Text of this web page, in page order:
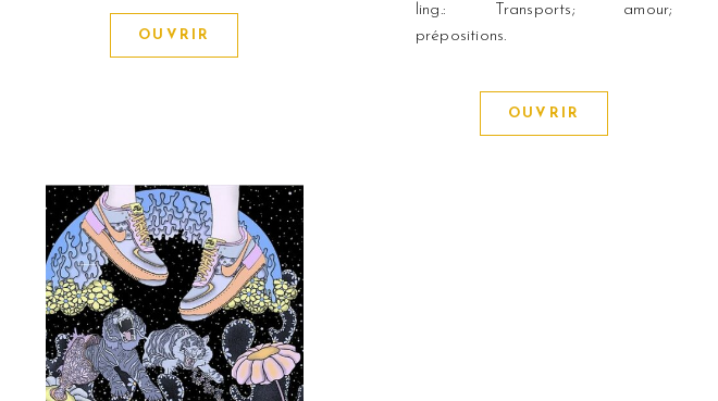
OUVRIR
ling.: Transports; amour;
prépositions.
OUVRIR